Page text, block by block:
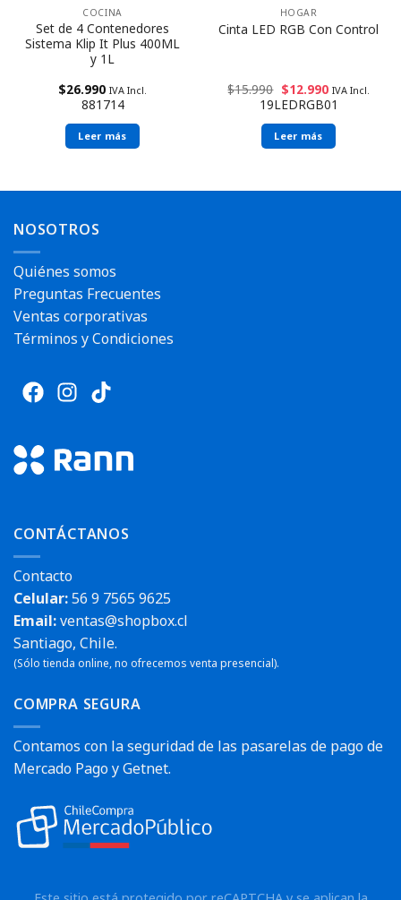
COCINA
Set de 4 Contenedores
Sistema Klip It Plus 400ML
y 1L
$26.990 IVA Incl.
881714
Leer más
HOGAR
Cinta LED RGB Con Control
$15.990 $12.990 IVA Incl.
19LEDRGB01
Leer más
NOSOTROS
Quiénes somos
Preguntas Frecuentes
Ventas corporativas
Términos y Condiciones
CONTÁCTANOS
Contacto
Celular:56 9 7565 9625
Email:ventas@shopbox.cl
Santiago, Chile.
(Sólo tienda online, no ofrecemos venta presencial).
COMPRA SEGURA
Contamos con la seguridad de las pasarelas de pago de
Mercado Pago y Getnet.